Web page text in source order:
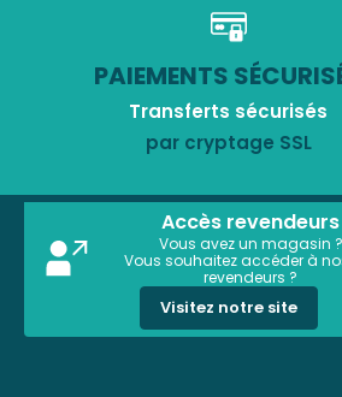
PAIEMENTS
Transferts sécurisés
par cryptage SSL
Accès revendeurs
Vous avez un magasin ?
Vous souhaitez accéder à
revendeurs ?
Visitez notre site